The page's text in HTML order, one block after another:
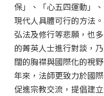
保」、「心五四運動」
現代人具體可行的方法
弘法及修行等悲願，也
的菁英人士進行對談，
闊的胸襟與國際化的視
年來，法師更致力於國
促進宗教交流，提倡建